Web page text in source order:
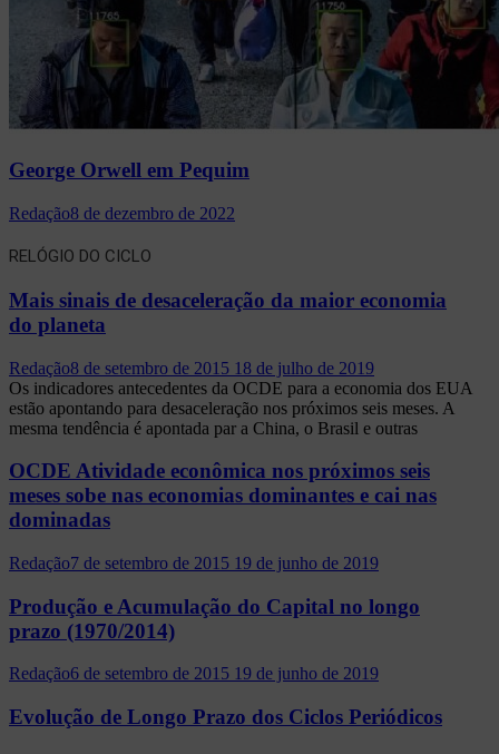
George Orwell em Pequim
Redação8 de dezembro de 2022
RELÓGIO DO CICLO
Mais sinais de desaceleração da maior economia
do planeta
Redação8 de setembro de 2015 18 de julho de 2019
Os indicadores antecedentes da OCDE para a economia dos EUA
estão apontando para desaceleração nos próximos seis meses. A
mesma tendência é apontada par a China, o Brasil e outras
OCDE Atividade econômica nos próximos seis
meses sobe nas economias dominantes e cai nas
dominadas
Redação7 de setembro de 2015 19 de junho de 2019
Produção e Acumulação do Capital no longo
prazo (1970/2014)
Redação6 de setembro de 2015 19 de junho de 2019
Evolução de Longo Prazo dos Ciclos Periódicos